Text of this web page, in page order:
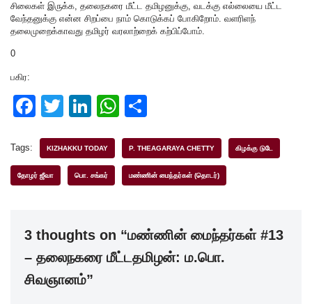
சிலைகள் இருக்க, தலைநகரை மீட்ட தமிழனுக்கு, வடக்கு எல்லையை மீட்ட
வேந்தனுக்கு என்ன சிறப்பை நாம் கொடுக்கப் போகிறோம். வளரிளந்
தலைமுறைக்காவது தமிழர் வரலாற்றைக் கற்பிப்போம்.
0
பகிர:
F
c
e
o
k
T
tt
er
Li
k
e
W
at
s
p
ar
e
Tags: KIZHAKKU TODAY P. THEAGARAYA CHETTY கிழக்கு டுடே
தோழர் ஜீவா பொ. சங்கர் மண்ணின் மைந்தர்கள் (தொடர்)
3 thoughts on “மண்ணின் மைந்தர்கள் #13
– தலைநகரை மீட்டதமிழன்: ம.பொ.
சிவஞானம்”